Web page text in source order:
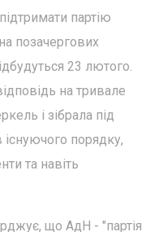
партію
позачергових
23 лютого.
на тривале
і зібрала під
порядку,
та навіть
що АдН - "партія